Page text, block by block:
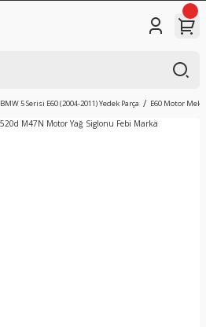
BMW 5 Serisi E60 (2004-2011) Yedek Parça E60 Motor